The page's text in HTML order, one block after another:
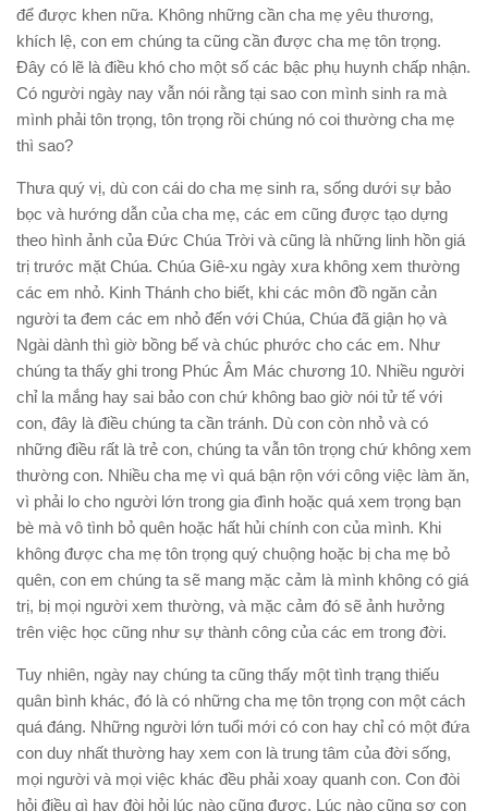
để được khen nữa. Không những cần cha mẹ yêu thương,
khích lệ, con em chúng ta cũng cần được cha mẹ tôn trọng.
Ðây có lẽ là điều khó cho một số các bậc phụ huynh chấp nhận.
Có người ngày nay vẫn nói rằng tại sao con mình sinh ra mà
mình phải tôn trọng, tôn trọng rồi chúng nó coi thường cha mẹ
thì sao?
Thưa quý vị, dù con cái do cha mẹ sinh ra, sống dưới sự bảo
bọc và hướng dẫn của cha mẹ, các em cũng được tạo dựng
theo hình ảnh của Ðức Chúa Trời và cũng là những linh hồn giá
trị trước mặt Chúa. Chúa Giê-xu ngày xưa không xem thường
các em nhỏ. Kinh Thánh cho biết, khi các môn đồ ngăn cản
người ta đem các em nhỏ đến với Chúa, Chúa đã giận họ và
Ngài dành thì giờ bồng bế và chúc phước cho các em. Như
chúng ta thấy ghi trong Phúc Âm Mác chương 10. Nhiều người
chỉ la mắng hay sai bảo con chứ không bao giờ nói tử tế với
con, đây là điều chúng ta cần tránh. Dù con còn nhỏ và có
những điều rất là trẻ con, chúng ta vẫn tôn trọng chứ không xem
thường con. Nhiều cha mẹ vì quá bận rộn với công việc làm ăn,
vì phải lo cho người lớn trong gia đình hoặc quá xem trọng bạn
bè mà vô tình bỏ quên hoặc hất hủi chính con của mình. Khi
không được cha mẹ tôn trọng quý chuộng hoặc bị cha mẹ bỏ
quên, con em chúng ta sẽ mang mặc cảm là mình không có giá
trị, bị mọi người xem thường, và mặc cảm đó sẽ ảnh hưởng
trên việc học cũng như sự thành công của các em trong đời.
Tuy nhiên, ngày nay chúng ta cũng thấy một tình trạng thiếu
quân bình khác, đó là có những cha mẹ tôn trọng con một cách
quá đáng. Những người lớn tuổi mới có con hay chỉ có một đứa
con duy nhất thường hay xem con là trung tâm của đời sống,
mọi người và mọi việc khác đều phải xoay quanh con. Con đòi
hỏi điều gì hay đòi hỏi lúc nào cũng được. Lúc nào cũng sợ con